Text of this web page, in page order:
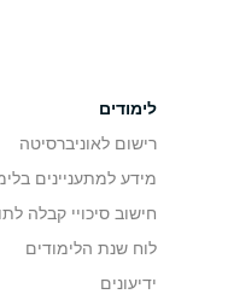
לימודים
רישום לאוניברסיטה
מידע למתעניינים
חישוב סיכויי קבלה
לוח שנת הלימודים
ידיעונים